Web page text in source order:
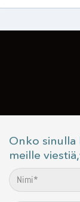
Onko sinulla
meille